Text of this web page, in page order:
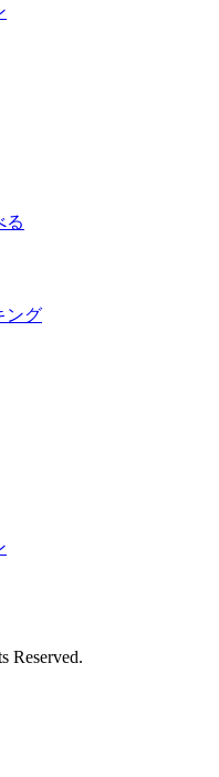
る
ング
Reserved.